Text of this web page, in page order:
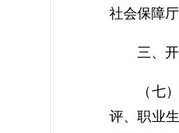
社会保障
三、
（七
评、职业